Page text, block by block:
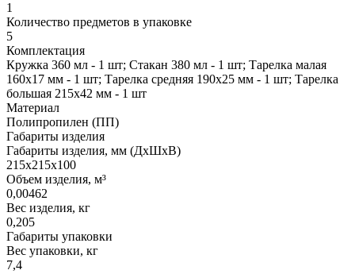
1
Количество предметов в упаковке
5
Комплектация
Кружка 360 мл - 1 шт; Стакан 380 мл - 1 шт; Тарелка малая
160х17 мм - 1 шт; Тарелка средняя 190х25 мм - 1 шт; Тарелка
большая 215х42 мм - 1 шт
Материал
Полипропилен (ПП)
Габариты изделия
Габариты изделия, мм (ДхШхВ)
215х215х100
Объем изделия, м³
0,00462
Вес изделия, кг
0,205
Габариты упаковки
Вес упаковки, кг
7,4